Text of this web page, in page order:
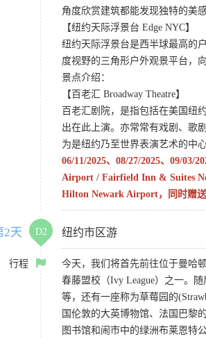
角度欣赏建筑都能发现独特的美
【纽约天际浮景台 Edge NYC】
纽约天际浮景台是西半球最高的
度视野的三角形户外观景平台，
景点介绍：
【百老汇 Broadway Theatre】
百老汇剧院，是指包括在美国纽
出在此上演。亦常常有戏剧、歌
为是纽约乃至世界表演艺术的中
06/11/2025、08/27/2025、09/
Airport / Fairfield Inn & Suites
Hilton Newark Airport，同时赠
2天 D2 纽约市区游
行程
今天，我们将首先前往位于曼哈
春藤盟校（Ivy League）之一。
等，还有一座称为草莓园的
国伦敦的大英博物馆、法国巴黎
图书馆和闹市中的绿洲布莱恩特